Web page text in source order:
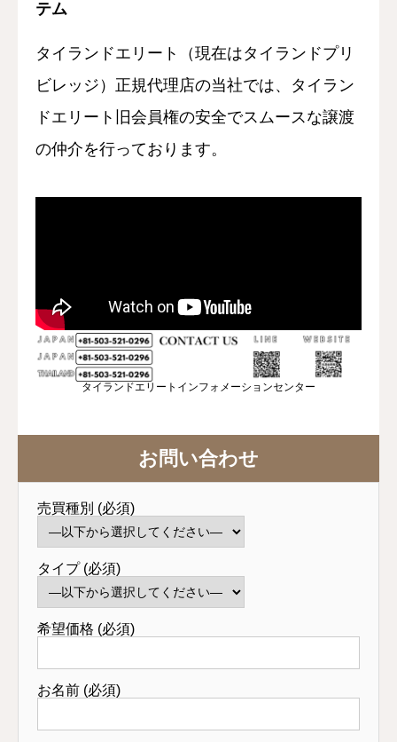
テム
タイランドエリート（現在はタイランドプリ
ビレッジ）正規代理店の当社では、タイラン
ドエリート旧会員権の安全でスムースな譲渡
の仲介を行っております。
タイランドエリートインフォメーションセンター
お問い合わせ
売買種別 (必須)
タイプ (必須)
希望価格 (必須)
お名前 (必須)